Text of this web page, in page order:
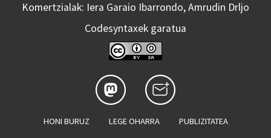
Komertzialak: Iera Garaio Ibarrondo, Amrudin Drljo
Codesyntaxek garatua
HONI BURUZ LEGE OHARRA PUBLIZITATEA